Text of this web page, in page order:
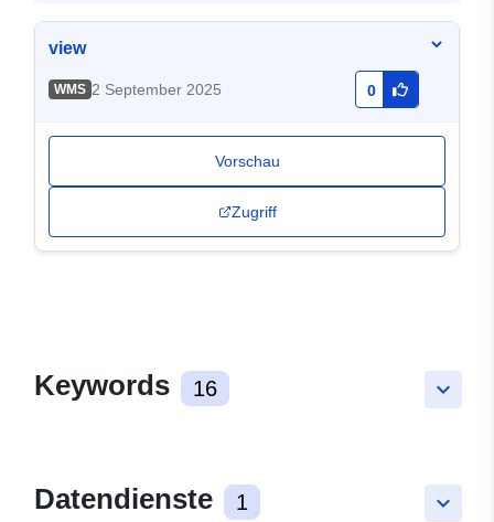
view
WMS 2 September 2025 0
Vorschau
Zugriff
keyboard_arrow_down
Keywords 16
keyboard_arrow_down
Datendienste 1